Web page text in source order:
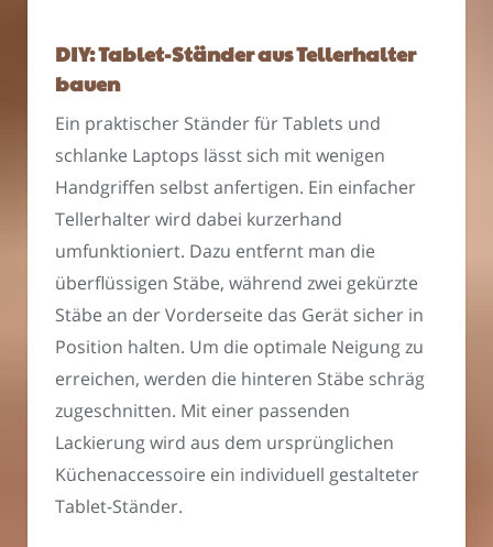
DIY: Tablet-Ständer aus Tellerhalter
bauen
Ein praktischer Ständer für Tablets und
schlanke Laptops lässt sich mit wenigen
Handgriffen selbst anfertigen. Ein einfacher
Tellerhalter wird dabei kurzerhand
umfunktioniert. Dazu entfernt man die
überflüssigen Stäbe, während zwei gekürzte
Stäbe an der Vorderseite das Gerät sicher in
Position halten. Um die optimale Neigung zu
erreichen, werden die hinteren Stäbe schräg
zugeschnitten. Mit einer passenden
Lackierung wird aus dem ursprünglichen
Küchenaccessoire ein individuell gestalteter
Tablet-Ständer.